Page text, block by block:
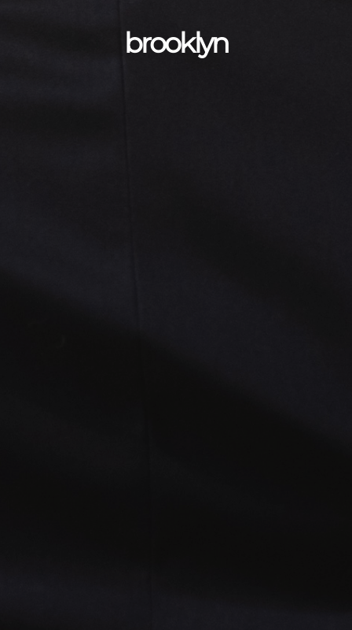
brooklyn